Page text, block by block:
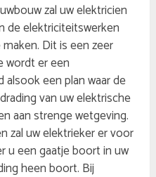
zal uw elektricien
de elektriciteitswerken
Dit is een zeer
wordt er een
alsook een plan waar de
van uw elektrische
aan strenge wetgeving.
zal uw elektrieker er voor
u een gaatje boort in uw
heen boort. Bij